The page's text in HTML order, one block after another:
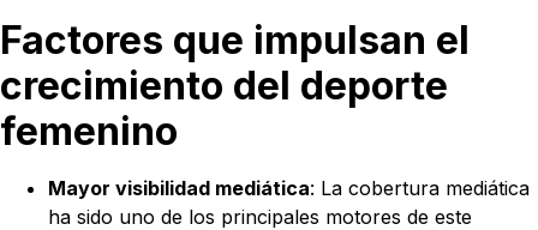
Factores que impulsan el
crecimiento del deporte
femenino
Mayor visibilidad mediática: La cobertura mediática
ha sido uno de los principales motores de este